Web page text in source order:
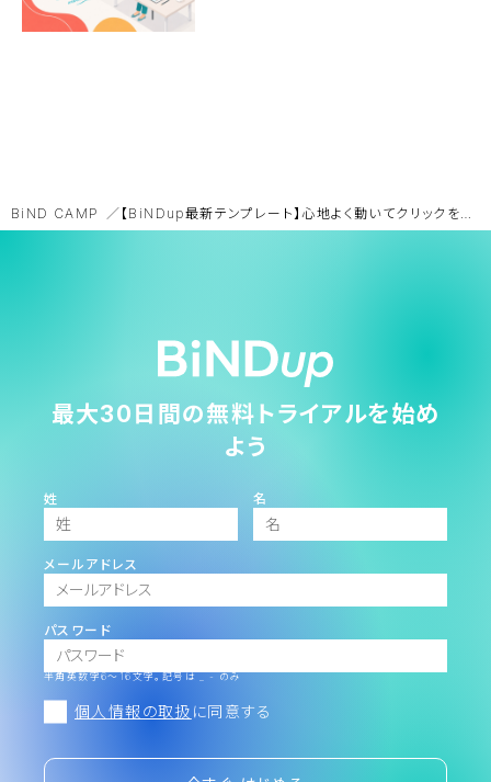
BiND CAMP 【BiNDup最新テンプレート】心地よく動いてクリックを促す。アレンジ術もご紹介
最大30日間の無料トライアルを始め
よう
姓 名
メールアドレス
パスワード
半角英数字6～16文字。記号は _ - のみ
個人情報の取扱 に同意する